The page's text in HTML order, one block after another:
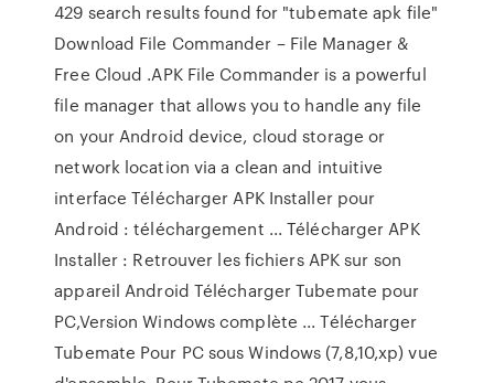
429 search results found for "tubemate apk file"
Download File Commander – File Manager &
Free Cloud .APK File Commander is a powerful
file manager that allows you to handle any file
on your Android device, cloud storage or
network location via a clean and intuitive
interface Télécharger APK Installer pour
Android : téléchargement ... Télécharger APK
Installer : Retrouver les fichiers APK sur son
appareil Android Télécharger Tubemate pour
PC,Version Windows complète ... Télécharger
Tubemate Pour PC sous Windows (7,8,10,xp) vue